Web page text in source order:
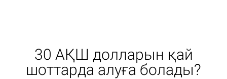
30 АҚШ долларын қай
шоттарда алуға болады?